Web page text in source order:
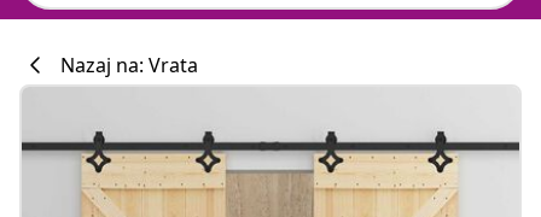
Nazaj na: Vrata